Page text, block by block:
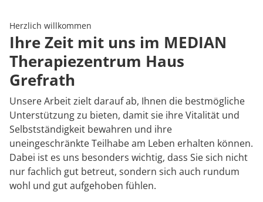
Herzlich willkommen
Ihre Zeit mit uns im MEDIAN
Therapiezentrum Haus
Grefrath
Unsere Arbeit zielt darauf ab, Ihnen die bestmögliche
Unterstützung zu bieten, damit sie ihre Vitalität und
Selbstständigkeit bewahren und ihre
uneingeschränkte Teilhabe am Leben erhalten können.
Dabei ist es uns besonders wichtig, dass Sie sich nicht
nur fachlich gut betreut, sondern sich auch rundum
wohl und gut aufgehoben fühlen.